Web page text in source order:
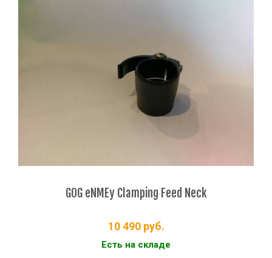
GOG eNMEy Clamping Feed Neck
10 490руб.
Есть на складе